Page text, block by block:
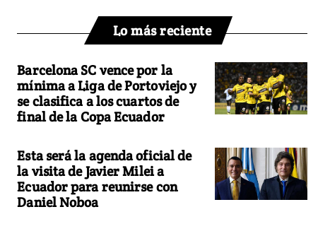
Lo más reciente
Barcelona SC vence por la
mínima a Liga de Portoviejo y
se clasifica a los cuartos de
final de la Copa Ecuador
Esta será la agenda oficial de
la visita de Javier Milei a
Ecuador para reunirse con
Daniel Noboa